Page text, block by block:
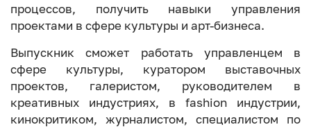
процессов, получить навыки управления
проектами в сфере культуры и арт-бизнеса.
Выпускник сможет работать управленцем в
сфере культуры, куратором выставочных
проектов, галеристом, руководителем в
креативных индустриях, в fashion индустрии,
кинокритиком, журналистом, специалистом по